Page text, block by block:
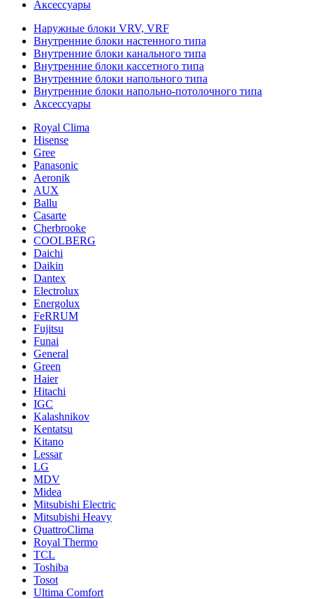
Аксессуары
Наружные блоки VRV, VRF
Внутренние блоки настенного типа
Внутренние блоки канального типа
Внутренние блоки кассетного типа
Внутренние блоки напольного типа
Внутренние блоки напольно-потолочного типа
Аксессуары
Royal Clima
Hisense
Gree
Panasonic
Aeronik
AUX
Ballu
Casarte
Cherbrooke
COOLBERG
Daichi
Daikin
Dantex
Electrolux
Energolux
FeRRUM
Fujitsu
Funai
General
Green
Haier
Hitachi
IGC
Kalashnikov
Kentatsu
Kitano
Lessar
LG
MDV
Midea
Mitsubishi Electric
Mitsubishi Heavy
QuattroClima
Royal Thermo
TCL
Toshiba
Tosot
Ultima Comfort